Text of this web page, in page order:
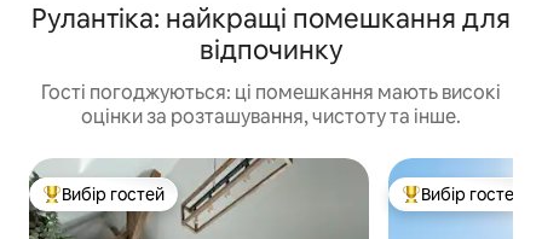
Рулантіка: найкращі помешкання для
відпочинку
Гості погоджуються: ці помешкання мають високі
оцінки за розташування, чистоту та інше.
Топ вибір гостей
Вибір гостей Топ вибір гостей
Вибір гостей